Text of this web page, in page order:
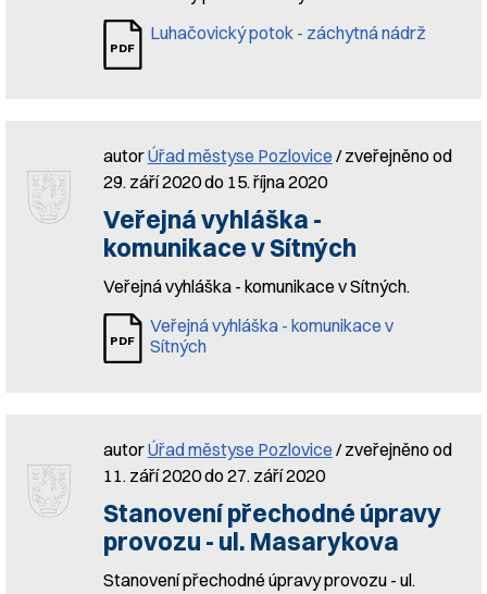
Luhačovický potok - záchytná nádrž
autorÚřad městyse Pozlovice / zveřejněno od
29. září 2020 do 15. října 2020
Veřejná vyhláška -
komunikace v Sítných
Veřejná vyhláška - komunikace v Sítných.
Veřejná vyhláška - komunikace v
Sítných
autorÚřad městyse Pozlovice / zveřejněno od
11. září 2020 do 27. září 2020
Stanovení přechodné úpravy
provozu - ul. Masarykova
Stanovení přechodné úpravy provozu - ul.